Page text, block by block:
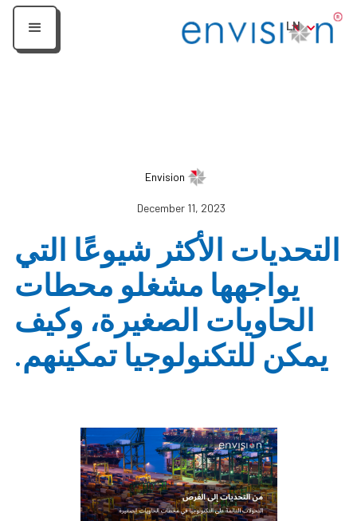
LN
Envision
December 11, 2023
التحديات الأكثر شيوعًا التي
يواجهها مشغلو محطات
الحاويات الصغيرة، وكيف
يمكن للتكنولوجيا تمكينهم.